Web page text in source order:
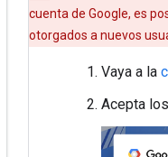
cuenta de Google, es
otorgados a nuevos
Vaya a la
Acepta